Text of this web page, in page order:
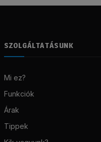
SZOLGÁLTATÁSUNK
Mi ez?
Funkciók
Árak
Tippek